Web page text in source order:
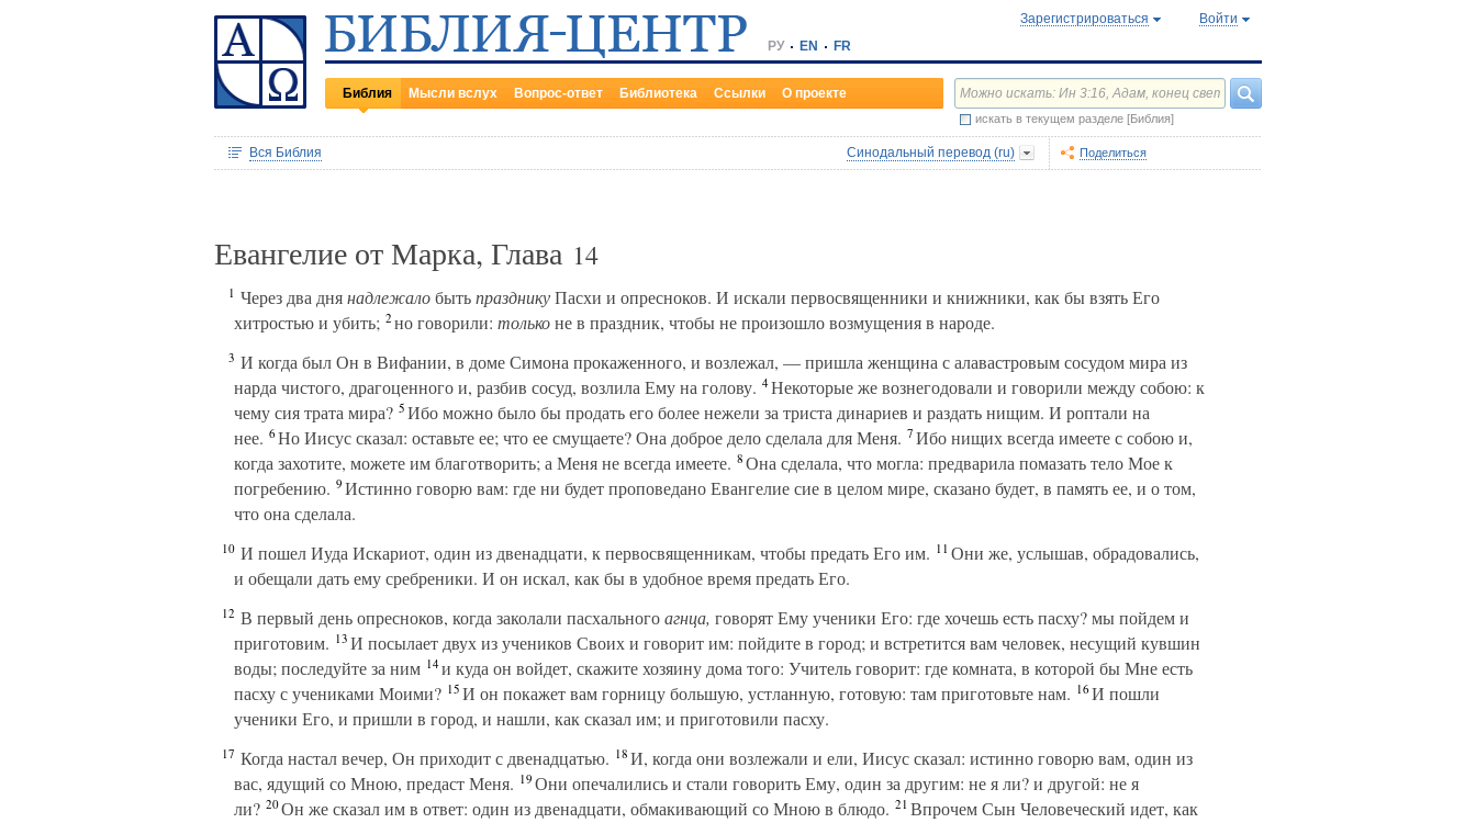
РУ EN FR
Зарегистрироваться Войти
Библия Мысли вслух Вопрос-ответ Библиотека Ссылки О проекте
искать в текущем разделе [Библия]
Вся Библия Синодальный перевод (ru) Поделиться
Евангелие от Марка, Глава 14
1 Через два днянадлежалобытьпраздникуПасхи и опресноков. И искали первосвященники и книжники, как бы взять Его
хитростью и убить; 2но говорили: тольконе в праздник, чтобы не произошло возмущения в народе.
3 И когда был Он в Вифании, в доме Симона прокаженного, и возлежал, — пришла женщина с алавастровым сосудом мира из
нарда чистого, драгоценного и, разбив сосуд, возлила Ему на голову. 4Некоторые же вознегодовали и говорили между собою: к
чему сия трата мира? 5Ибо можно было бы продать его более нежели за триста динариев и раздать нищим. И роптали на
нее. 6Но Иисус сказал: оставьте ее; что ее смущаете? Она доброе дело сделала для Меня. 7Ибо нищих всегда имеете с собою и,
когда захотите, можете им благотворить; а Меня не всегда имеете. 8Она сделала, что могла: предварила помазать тело Мое к
погребению. 9Истинно говорю вам: где ни будет проповедано Евангелие сие в целом мире, сказано будет, в память ее, и о том,
что она сделала.
10 И пошел Иуда Искариот, один из двенадцати, к первосвященникам, чтобы предать Его им. 11Они же, услышав, обрадовались,
и обещали дать ему сребреники. И он искал, как бы в удобное время предать Его.
12 В первый день опресноков, когда заколали пасхальногоагнца, говорят Ему ученики Его: где хочешь есть пасху? мы пойдем и
приготовим. 13И посылает двух из учеников Своих и говорит им: пойдите в город; и встретится вам человек, несущий кувшин
воды; последуйте за ним 14и куда он войдет, скажите хозяину дома того: Учитель говорит: где комната, в которой бы Мне есть
пасху с учениками Моими? 15И он покажет вам горницу большую, устланную, готовую: там приготовьте нам. 16И пошли
ученики Его, и пришли в город, и нашли, как сказал им; и приготовили пасху.
17 Когда настал вечер, Он приходит с двенадцатью. 18И, когда они возлежали и ели, Иисус сказал: истинно говорю вам, один из
вас, ядущий со Мною, предаст Меня. 19Они опечалились и стали говорить Ему, один за другим: не я ли? и другой: не я
ли? 20Он же сказал им в ответ: один из двенадцати, обмакивающий со Мною в блюдо. 21Впрочем Сын Человеческий идет, как